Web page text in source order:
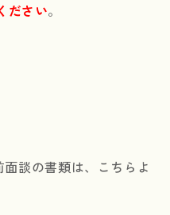
ださい。
談の書類は、こちらよ